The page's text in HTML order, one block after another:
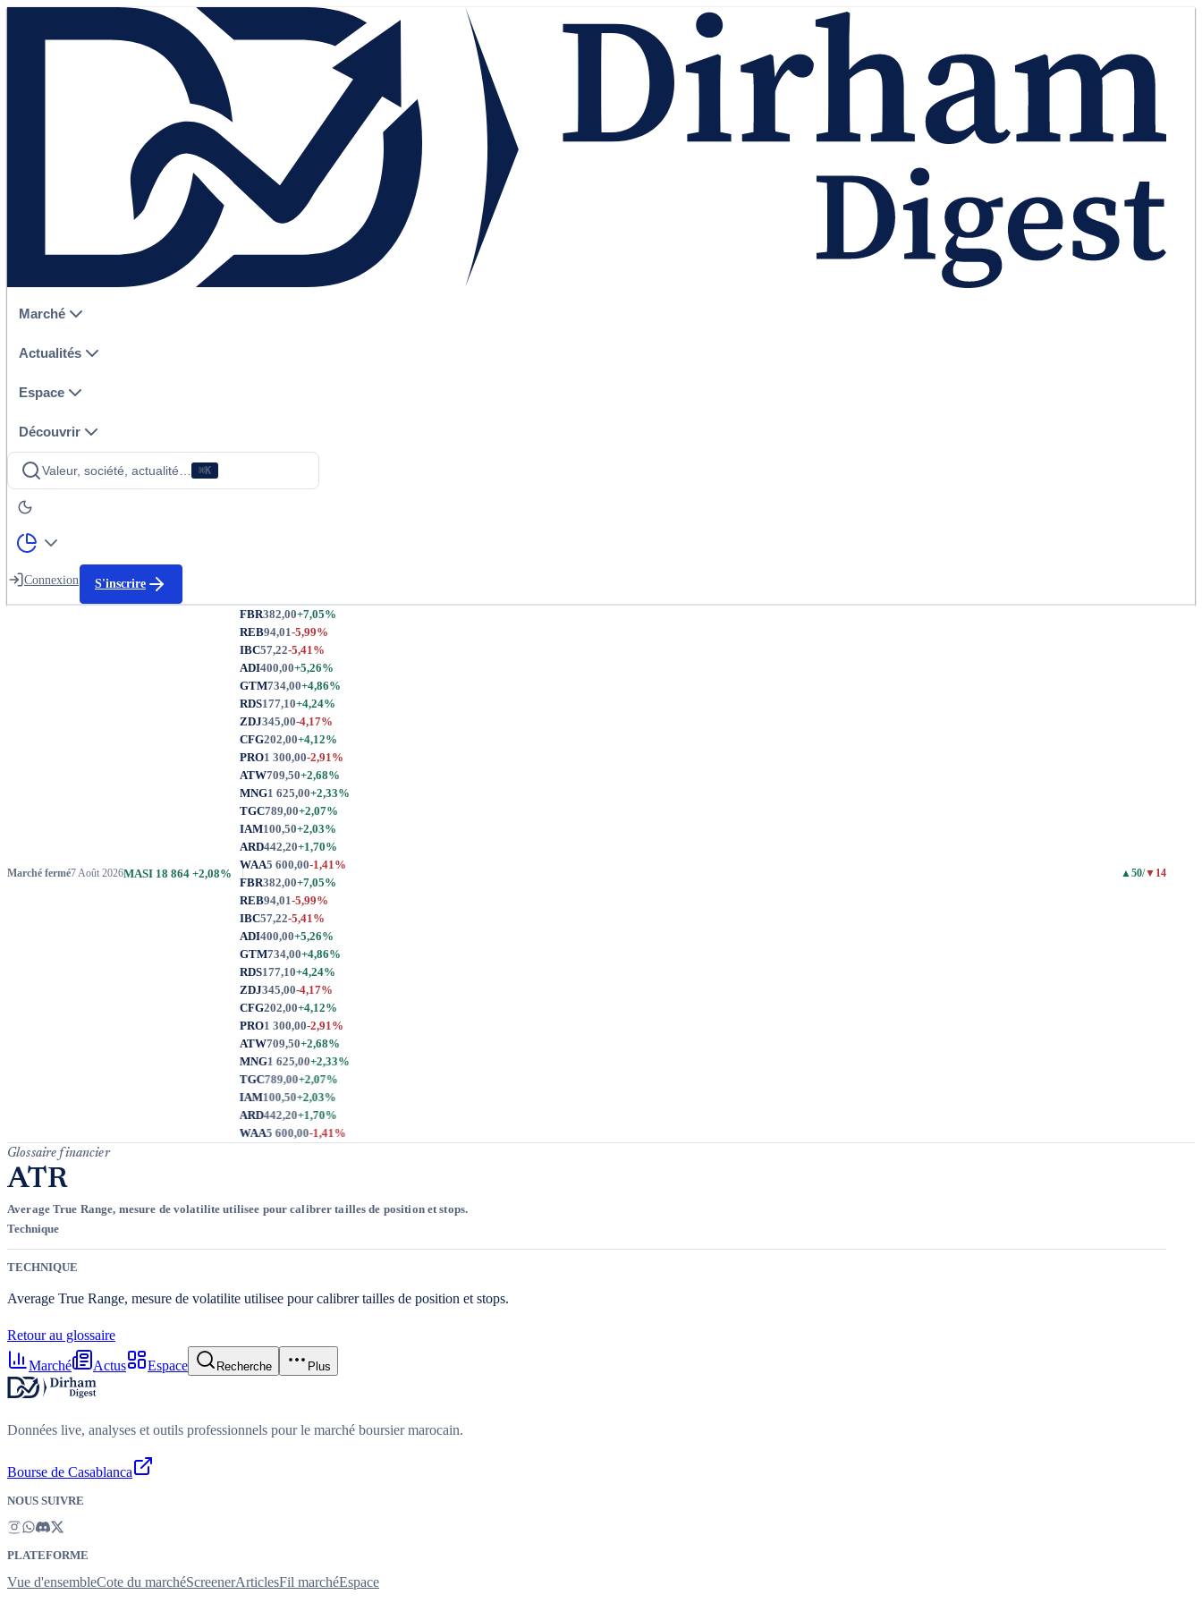
Marché
Actualités
Espace
Découvrir
Valeur, société, actualité… ⌘K
Connexion S'inscrire
Marché fermé7 Août 2026MASI 18 864 +2,08%
FBR382,00+7,05%
REB94,01-5,99%
IBC57,22-5,41%
ADI400,00+5,26%
GTM734,00+4,86%
RDS177,10+4,24%
ZDJ345,00-4,17%
CFG202,00+4,12%
PRO1 300,00-2,91%
ATW709,50+2,68%
MNG1 625,00+2,33%
TGC789,00+2,07%
IAM100,50+2,03%
ARD442,20+1,70%
WAA5 600,00-1,41%
▲50/▼ 14
Glossaire financier
ATR
Average True Range, mesure de volatilite utilisee pour calibrer tailles de position et stops.
Technique
TECHNIQUE
Average True Range, mesure de volatilite utilisee pour calibrer tailles de position et stops.
Retour au glossaire
Marché
Actus Espace Recherche Plus
Données live, analyses et outils professionnels pour le marché boursier marocain.
Bourse de Casablanca
NOUS SUIVRE
PLATEFORME
Vue d'ensembleCote du marchéScreenerArticlesFil marchéEspace